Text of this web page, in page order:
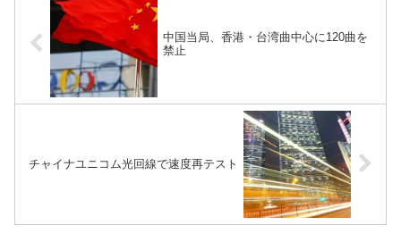
中国当局、香港・台湾曲中心に120曲を
禁止
チャイナユニコム光回線で速度再テスト